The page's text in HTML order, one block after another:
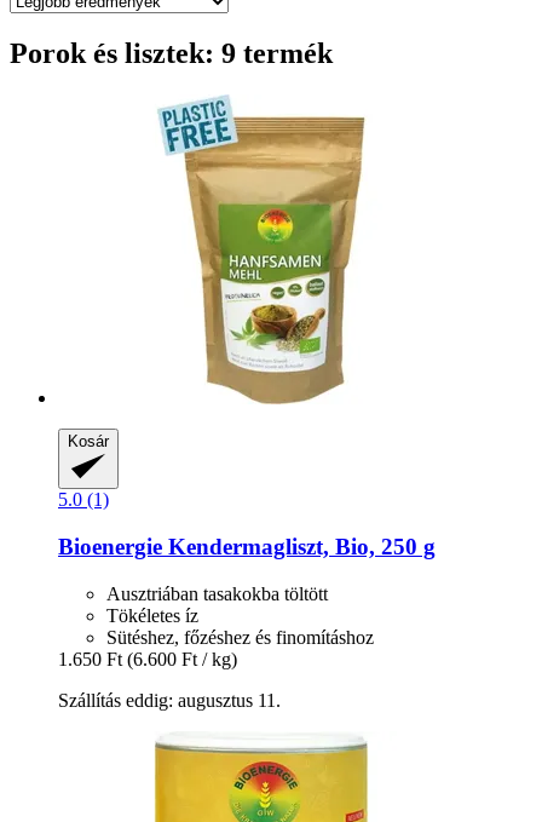
Porok és lisztek: 9 termék
Kosár
5.0 (1)
Bioenergie Kendermagliszt, Bio, 250 g
Ausztriában tasakokba töltött
Tökéletes íz
Sütéshez, főzéshez és finomításhoz
1.650 Ft (6.600 Ft / kg)
Szállítás eddig: augusztus 11.